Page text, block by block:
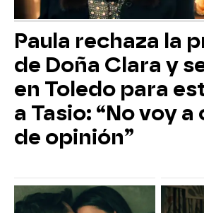
Paula rechaza la
de Doña Clara y
en Toledo para
a Tasio: “No voy
de opinión”